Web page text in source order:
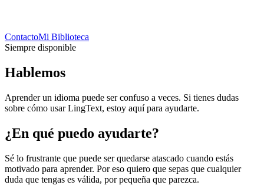
ContactoMi Biblioteca
Siempre disponible
Hablemos
Aprender un idioma puede ser confuso a veces. Si tienes dudas
sobre cómo usar LingText, estoy aquí para ayudarte.
¿En qué puedo ayudarte?
Sé lo frustrante que puede ser quedarse atascado cuando estás
motivado para aprender. Por eso quiero que sepas que cualquier
duda que tengas es válida, por pequeña que parezca.